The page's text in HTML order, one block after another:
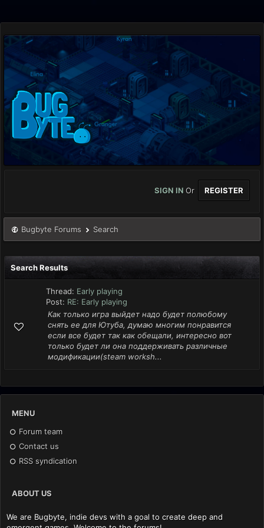
SIGN IN Or REGISTER
Bugbyte Forums Search
Search Results
Thread: Early playing
Post: RE: Early playing
Как только игра выйдет надо будет полюбому
снять ее для Ютуба, думаю многим понравится
если все будет так как обещали, интересно вот
только будет ли она поддерживать различные
модификации(steam worksh...
MENU
Forum team
Contact us
RSS syndication
ABOUT US
We are Bugbyte, indie devs with a goal to create deep and